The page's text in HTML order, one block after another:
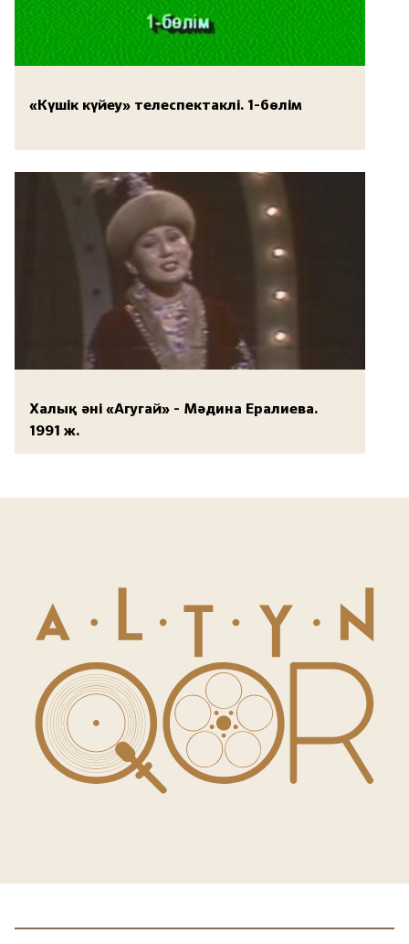
«Күшік күйеу» телеспектаклі. 1-бөлім
Халық әні «Агугай» - Мәдина Ералиева.
1991 ж.